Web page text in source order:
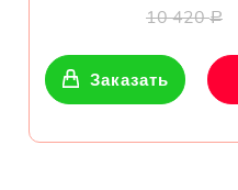
10 420Р
Заказать